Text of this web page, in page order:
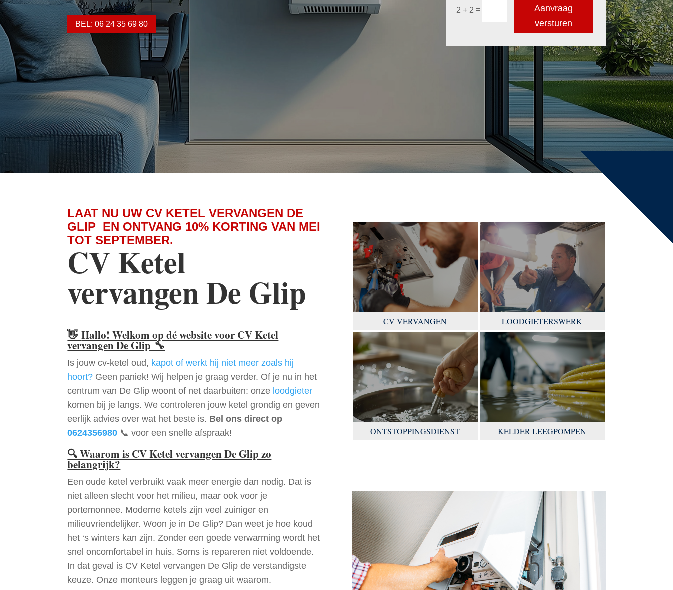
BEL: 06 24 35 69 80
2 + 2 =
Aanvraag
versturen
LAAT NU UW CV KETEL VERVANGEN DE
GLIP EN ONTVANG 10% KORTING VAN MEI
TOT SEPTEMBER.
CV Ketel
vervangen De Glip
👋Hallo! Welkom op dé website voor CV Ketel
vervangen De Glip🔧
Is jouw cv-ketel oud, kapot of werkt hij niet meer zoals hij
hoort? Geen paniek! Wij helpen je graag verder. Of je nu in het
centrum van De Glip woont of net daarbuiten: onze loodgieter
komen bij je langs. We controleren jouw ketel grondig en geven
eerlijk advies over wat het beste is. Bel ons direct op
0624356980 📞 voor een snelle afspraak!
🔍Waarom is CV Ketel vervangen De Glip zo
belangrijk?
Een oude ketel verbruikt vaak meer energie dan nodig. Dat is
niet alleen slecht voor het milieu, maar ook voor je
portemonnee. Moderne ketels zijn veel zuiniger en
milieuvriendelijker. Woon je in De Glip? Dan weet je hoe koud
het ‘s winters kan zijn. Zonder een goede verwarming wordt het
snel oncomfortabel in huis. Soms is repareren niet voldoende.
In dat geval is CV Ketel vervangen De Glip de verstandigste
keuze. Onze monteurs leggen je graag uit waarom.
CV VERVANGEN LOODGIETERSWERK
ONTSTOPPINGSDIENST KELDER LEEGPOMPEN